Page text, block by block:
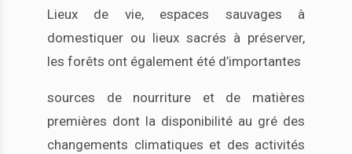
Lieux de vie, espaces sauvages à
domestiquer ou lieux sacrés à préserver,
les forêts ont également été d’importantes
sources de nourriture et de matières
premières dont la disponibilité au gré des
changements climatiques et des activités